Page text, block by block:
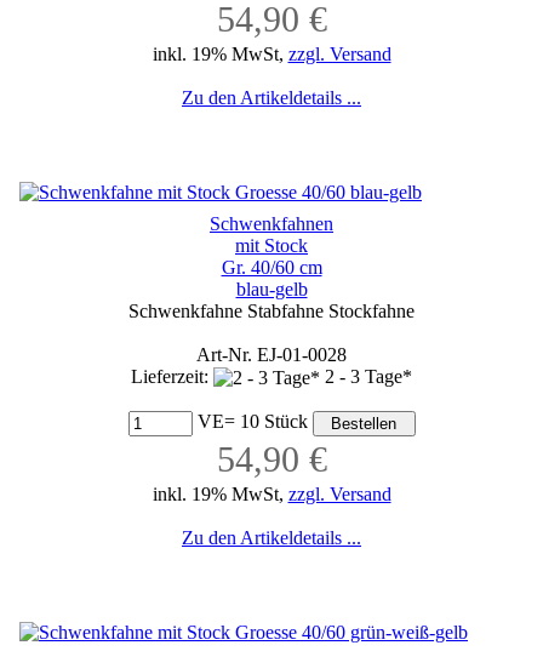
54,90 €
inkl. 19% MwSt, zzgl. Versand
Zu den Artikeldetails ...
Schwenkfahnen
mit Stock
Gr. 40/60 cm
blau-gelb
Schwenkfahne Stabfahne Stockfahne
Art-Nr. EJ-01-0028
Lieferzeit:
2 - 3 Tage*
VE= 10 Stück
54,90 €
inkl. 19% MwSt, zzgl. Versand
Zu den Artikeldetails ...